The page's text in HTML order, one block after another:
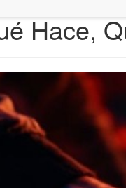
Hace,